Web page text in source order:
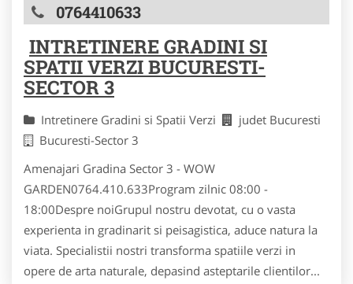
0764410633
INTRETINERE GRADINI SI
SPATII VERZI BUCURESTI-
SECTOR 3
Intretinere Gradini si Spatii Verzi
judet Bucuresti
Bucuresti-Sector 3
Amenajari Gradina Sector 3 - WOW
GARDEN0764.410.633Program zilnic 08:00 -
18:00Despre noiGrupul nostru devotat, cu o vasta
experienta in gradinarit si peisagistica, aduce natura la
viata. Specialistii nostri transforma spatiile verzi in
opere de arta naturale, depasind asteptarile clientilor...